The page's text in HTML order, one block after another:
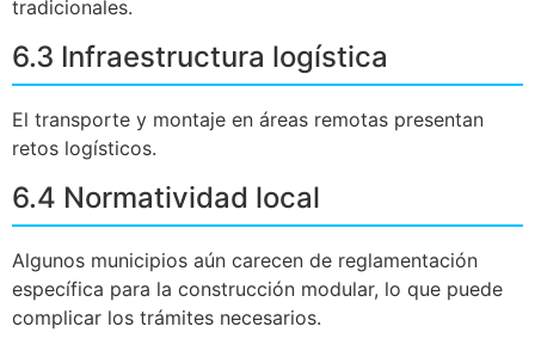
tradicionales.
6.3 Infraestructura logística
El transporte y montaje en áreas remotas presentan
retos logísticos.
6.4 Normatividad local
Algunos municipios aún carecen de reglamentación
específica para la construcción modular, lo que puede
complicar los trámites necesarios.